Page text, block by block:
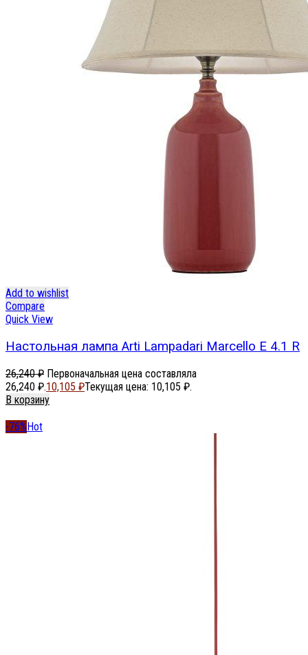
Add to wishlist
Compare
Quick View
Настольная лампа Arti Lampadari Marcello E 4.1 R
26,240₽ Первоначальная цена составляла
26,240 ₽.10,105 ₽Текущая цена: 10,105 ₽.
В корзину
-76%Hot